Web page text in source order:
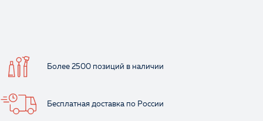
Более 2500 позиций в наличии
Бесплатная доставка по России